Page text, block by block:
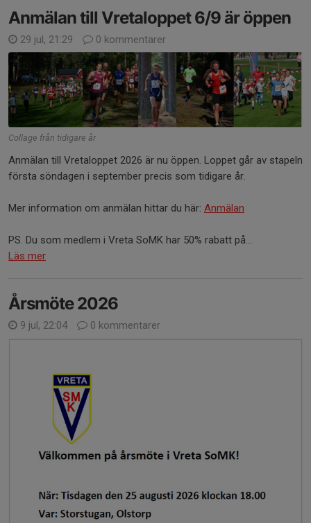
Anmälan till Vretaloppet 6/9 är öppen
29 jul, 21:29 0 kommentarer
Collage från tidigare år
Anmälan till Vretaloppet 2026 är nu öppen. Loppet går av stapeln
första söndagen i september precis som tidigare år.
Mer information om anmälan hittar du här: Anmälan
PS. Du som medlem i Vreta SoMK har 50% rabatt på...
Läs mer
Årsmöte 2026
9 jul, 22:04 0 kommentarer